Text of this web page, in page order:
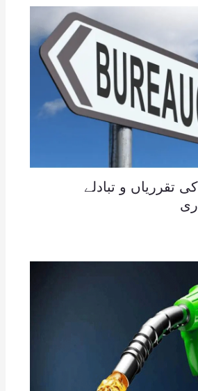
تقرریاں و تبادلے